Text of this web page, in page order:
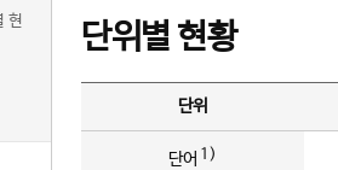
현
단위별 현황
단위
단어 1)